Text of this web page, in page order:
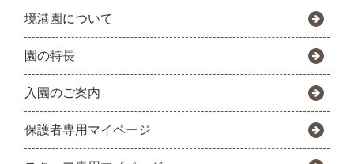
境港園について
園の特長
入園のご案内
保護者専用マイページ